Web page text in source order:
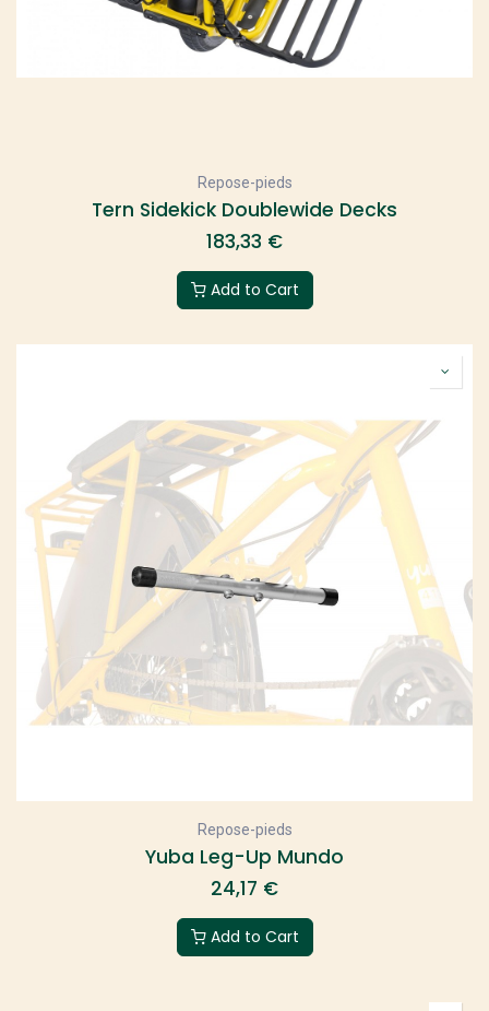
Repose-pieds
Tern Sidekick Doublewide Decks
183,33 €
Add to Cart
Repose-pieds
Yuba Leg-Up Mundo
24,17 €
Add to Cart